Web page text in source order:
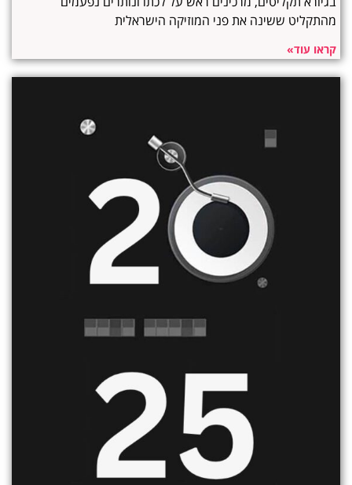
מהתקליט ששינה את פני המוזיקה הישראלית
קראו עוד»